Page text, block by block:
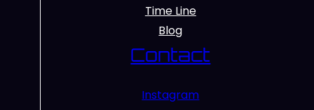
Time Line
Blog
Contact
Instagram